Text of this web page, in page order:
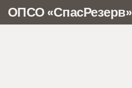
ОПСО «СпасРезерв»